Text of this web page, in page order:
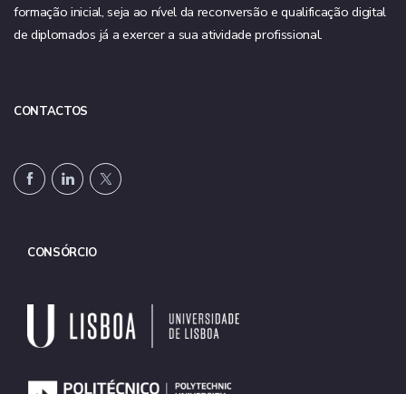
formação inicial, seja ao nível da reconversão e qualificação digital
de diplomados já a exercer a sua atividade profissional.
CONTACTOS
CONSÓRCIO